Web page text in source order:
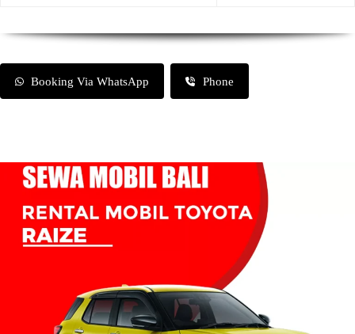
Booking Via WhatsApp Phone